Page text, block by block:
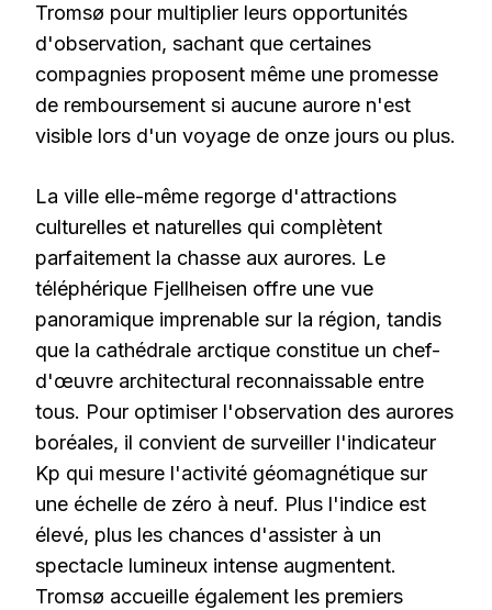
Tromsø pour multiplier leurs opportunités
d'observation, sachant que certaines
compagnies proposent même une promesse
de remboursement si aucune aurore n'est
visible lors d'un voyage de onze jours ou plus.
La ville elle-même regorge d'attractions
culturelles et naturelles qui complètent
parfaitement la chasse aux aurores. Le
téléphérique Fjellheisen offre une vue
panoramique imprenable sur la région, tandis
que la cathédrale arctique constitue un chef-
d'œuvre architectural reconnaissable entre
tous. Pour optimiser l'observation des aurores
boréales, il convient de surveiller l'indicateur
Kp qui mesure l'activité géomagnétique sur
une échelle de zéro à neuf. Plus l'indice est
élevé, plus les chances d'assister à un
spectacle lumineux intense augmentent.
Tromsø accueille également les premiers